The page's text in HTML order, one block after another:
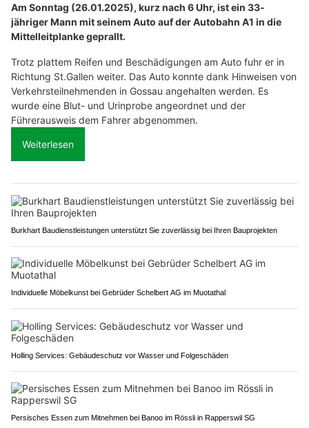
Am Sonntag (26.01.2025), kurz nach 6 Uhr, ist ein 33-
jähriger Mann mit seinem Auto auf der Autobahn A1 in die
Mittelleitplanke geprallt.
Trotz plattem Reifen und Beschädigungen am Auto fuhr er in
Richtung St.Gallen weiter. Das Auto konnte dank Hinweisen von
Verkehrsteilnehmenden in Gossau angehalten werden. Es
wurde eine Blut- und Urinprobe angeordnet und der
Führerausweis dem Fahrer abgenommen.
Weiterlesen
Burkhart Baudienstleistungen unterstützt Sie zuverlässig bei Ihren Bauprojekten
Individuelle Möbelkunst bei Gebrüder Schelbert AG im Muotathal
Holling Services: Gebäudeschutz vor Wasser und Folgeschäden
Persisches Essen zum Mitnehmen bei Banoo im Rössli in Rapperswil SG